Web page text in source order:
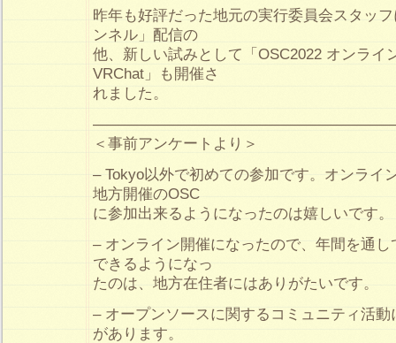
昨年も好評だった地元の実行委員会スタッ
ンネル」配信の
他、新しい試みとして「OSC2022 オンライ
VRChat」も開催さ
れました。
＜事前アンケートより＞
– Tokyo以外で初めての参加です。オンライ
地方開催のOSC
に参加出来るようになったのは嬉しいです。
– オンライン開催になったので、年間を通
できるようになっ
たのは、地方在住者にはありがたいです。
– オープンソースに関するコミュニティ活
があります。